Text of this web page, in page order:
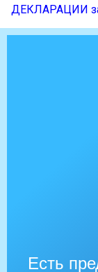
ДЕКЛАРАЦИИ
Есть